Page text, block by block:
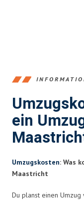
ein
Umzugskosten: Was
Maastricht
Du planst einen Umzug